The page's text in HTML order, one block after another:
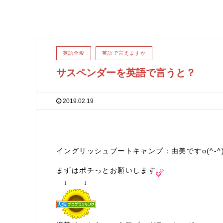
英語全般 英語で言えますか
サスペンダーを英語で言うと？
2019.02.19
イングリッシュブートキャンプ：由美ですo(^-
まずはポチっとお願いします
↓ ↓